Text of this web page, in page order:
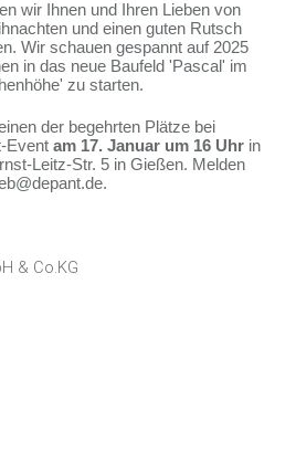
wir Ihnen und Ihren Lieben von
und einen guten Rutsch
Wir schauen gespannt auf 2025
in das neue Baufeld 'Pascal' im
zu starten.
der begehrten Plätze bei
Event am 17. Januar um 16 Uhr in
Leitz-Str. 5 in Gießen. Melden
& Co.KG